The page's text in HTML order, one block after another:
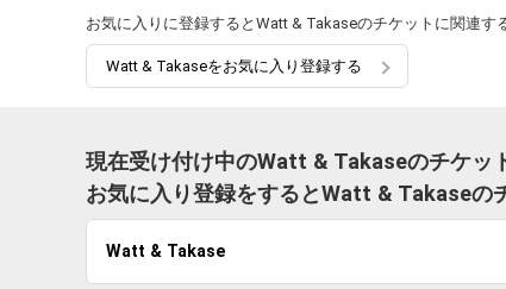
お気に入りに登録するとWatt & Takaseのチケットに関連す
Watt & Takaseをお気に入り登録する
現在受け付け中のWatt & Takaseのチケッ
お気に入り登録をするとWatt & Takaseの
Watt & Takase